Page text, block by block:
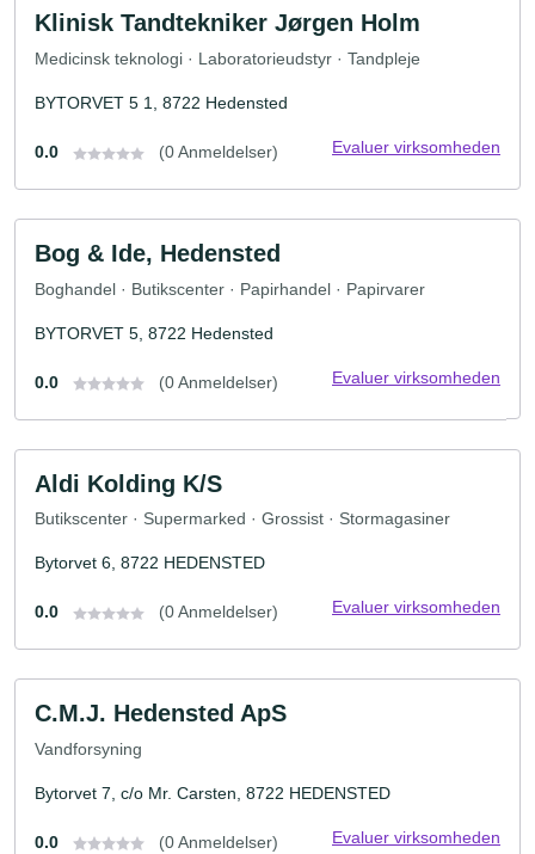
Klinisk Tandtekniker Jørgen Holm
Medicinsk teknologi · Laboratorieudstyr · Tandpleje
BYTORVET 5 1, 8722 Hedensted
0.0 (0 Anmeldelser) Evaluer virksomheden
Bog & Ide, Hedensted
Boghandel · Butikscenter · Papirhandel · Papirvarer
BYTORVET 5, 8722 Hedensted
0.0 (0 Anmeldelser) Evaluer virksomheden
Aldi Kolding K/S
Butikscenter · Supermarked · Grossist · Stormagasiner
Bytorvet 6, 8722 HEDENSTED
0.0 (0 Anmeldelser) Evaluer virksomheden
C.M.J. Hedensted ApS
Vandforsyning
Bytorvet 7, c/o Mr. Carsten, 8722 HEDENSTED
0.0 (0 Anmeldelser) Evaluer virksomheden